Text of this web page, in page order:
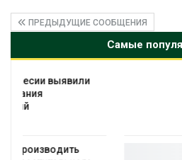
ПРЕДЫДУЩИЕ СООБЩЕНИЯ
Самые
В Домодедове
последствия
Изменение